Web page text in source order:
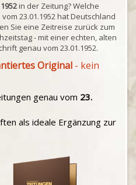
in der Zeitung? Welche
23.01.1952 hat Deutschland
Sie eine Zeitreise zurück zum
- mit einer echten, alten
genau vom 23.01.1952.
Original - kein
genau vom 23.
als ideale Ergänzung zur